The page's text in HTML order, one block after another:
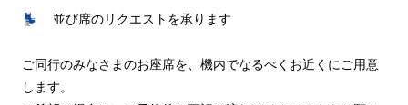
💺 並び席のリクエストを承ります
ご同行のみなさまのお座席を、機内でなるべくお近くにご用意
します。